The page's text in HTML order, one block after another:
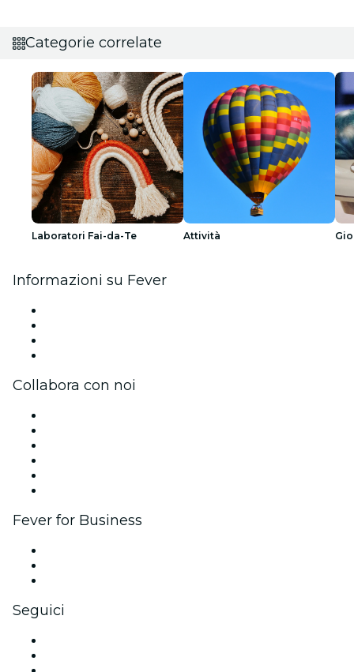
Categorie correlate
Laboratori Fai-da-Te Attività
Informazioni su Fever
Collabora con noi
Fever for Business
Seguici